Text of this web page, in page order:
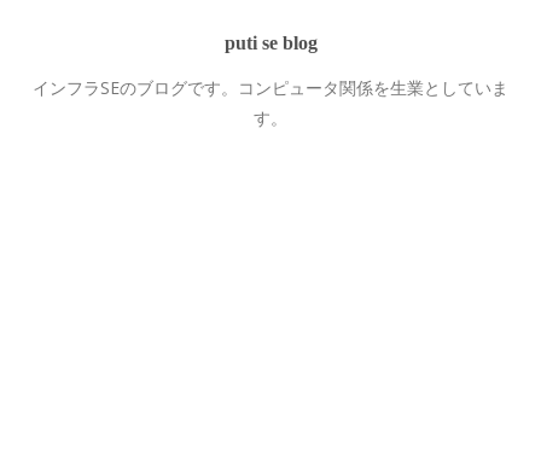
puti se blog
インフラSEのブログです。コンピュータ関係を生業としていま
す。